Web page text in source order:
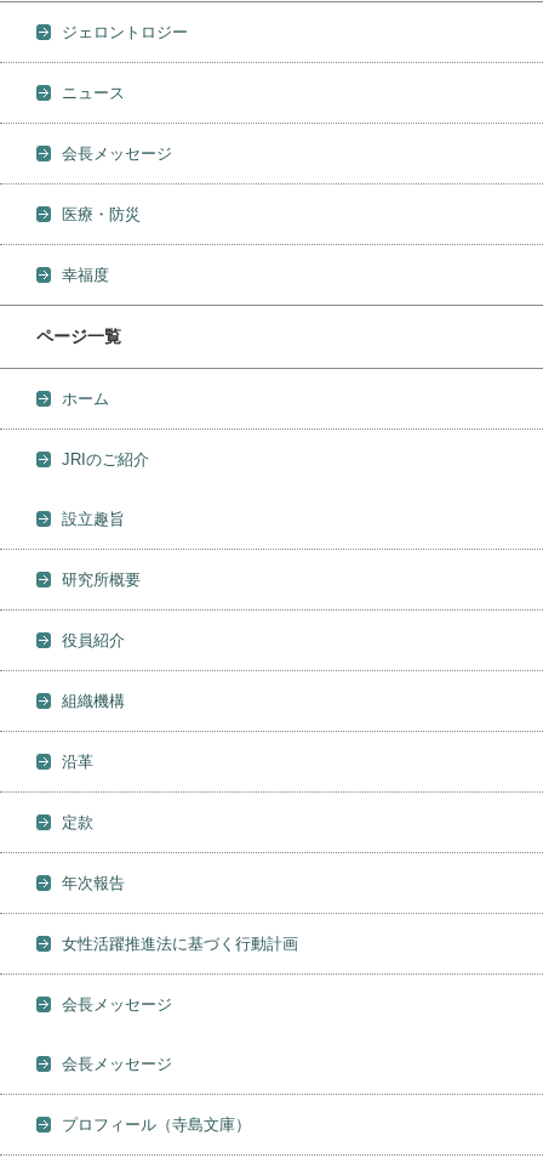
ジェロントロジー
ニュース
会長メッセージ
医療・防災
幸福度
ページ一覧
ホーム
JRIのご紹介
設立趣旨
研究所概要
役員紹介
組織機構
沿革
定款
年次報告
女性活躍推進法に基づく行動計画
会長メッセージ
会長メッセージ
プロフィール（寺島文庫）